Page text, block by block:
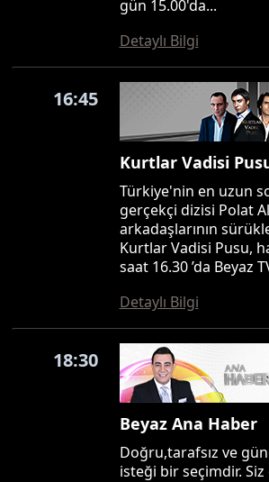
gün 15.00'da...
Detaylı Bilgi
16:45
Kurtlar Vadisi
Türkiye'nin en uzun
gerçekçi dizisi Polat
arkadaşlarının
Kurtlar Vadisi Pusu,
saat 16.30 ’da Beyaz
Detaylı Bilgi
18:30
Beyaz Ana Haber
Doğru,tarafsız ve
isteği bir seçimdir.